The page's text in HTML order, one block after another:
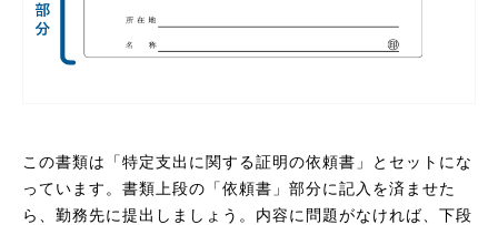
この書類は「特定支出に関する証明の依頼書」とセットにな
っています。書類上段の「依頼書」部分に記入を済ませた
ら、勤務先に提出しましょう。内容に問題がなければ、下段